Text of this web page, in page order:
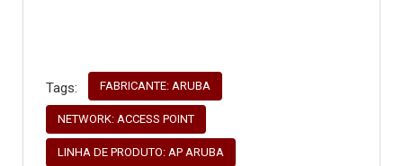
Tags: FABRICANTE: ARUBA
NETWORK: ACCESS POINT
LINHA DE PRODUTO: AP ARUBA